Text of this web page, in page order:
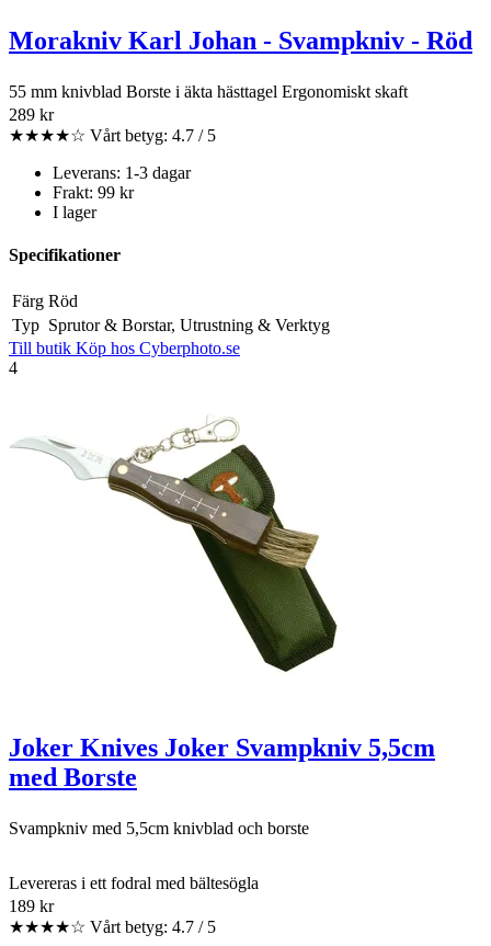
Morakniv Karl Johan - Svampkniv - Röd
55 mm knivblad Borste i äkta hästtagel Ergonomiskt skaft
289 kr
★★★★☆ Vårt betyg: 4.7 / 5
Leverans: 1-3 dagar
Frakt: 99 kr
I lager
Specifikationer
Färg Röd
Typ Sprutor & Borstar, Utrustning & Verktyg
Till butik Köp hos Cyberphoto.se
4
Joker Knives Joker Svampkniv 5,5cm
med Borste
Svampkniv med 5,5cm knivblad och borste
Levereras i ett fodral med bältesögla
189 kr
★★★★☆ Vårt betyg: 4.7 / 5